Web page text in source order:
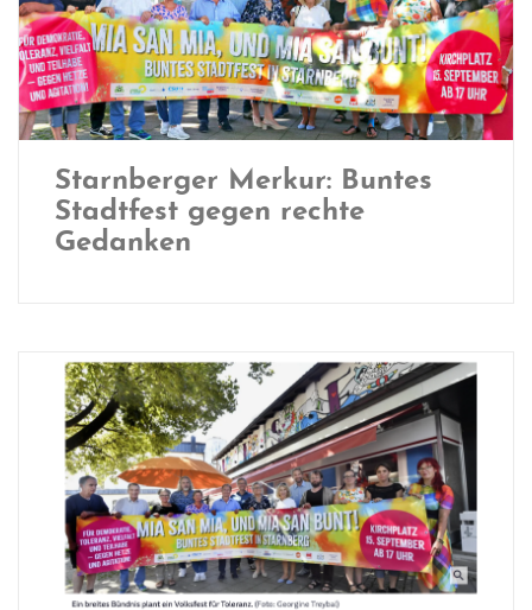
Starnberger Merkur: Buntes
Stadtfest gegen rechte
Gedanken